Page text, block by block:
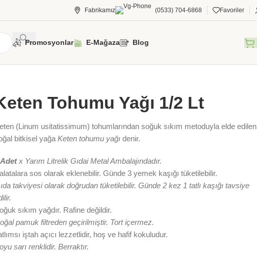
Fabrikamız (0533) 704-6868 Favoriler
Promosyonlar E-Mağaza Blog
Tohumu Yağı 1/2 Lt
(Linum usitatissimum) tohumlarından soğuk sıkım metoduyla elde edilen
bitkisel yağa Keten tohumu yağı denir.
x Yarım Litrelik Gıdai Metal Ambalajındadır.
sos olarak eklenebilir. Günde 3 yemek kaşığı tüketilebilir.
takviyesi olarak doğrudan tüketilebilir. Günde 2 kez 1 tatlı kaşığı tavsiye
sıkım yağdır. Rafine değildir.
pamuk filtreden geçirilmiştir. Tort içermez.
iştah açıcı lezzetlidir, hoş ve hafif kokuludur.
sarı renklidir. Berraktır.